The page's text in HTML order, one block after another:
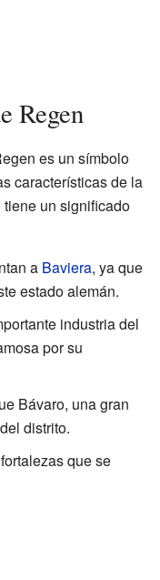
Regen
es un símbolo
características de la
un significado
a Baviera, ya que
estado alemán.
industria del
por su
Bávaro, una gran
distrito.
que se